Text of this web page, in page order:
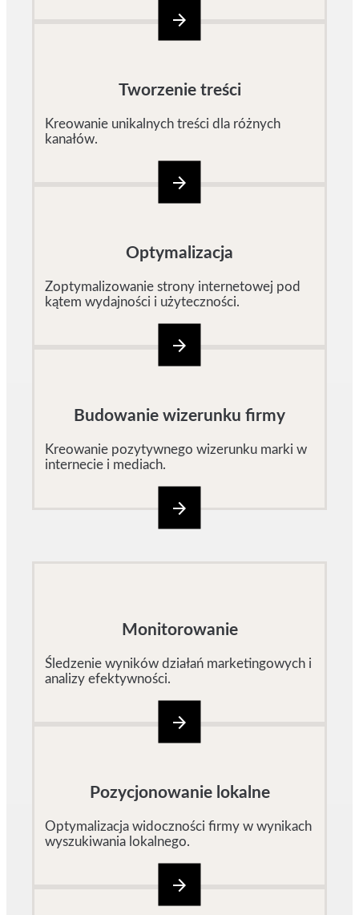
arrow_forward
Tworzenie treści
Kreowanie unikalnych treści dla różnych
kanałów.
arrow_forward
Optymalizacja
Zoptymalizowanie strony internetowej pod
kątem wydajności i użyteczności.
arrow_forward
Budowanie wizerunku firmy
Kreowanie pozytywnego wizerunku marki w
internecie i mediach.
arrow_forward
Monitorowanie
Śledzenie wyników działań marketingowych i
analizy efektywności.
arrow_forward
Pozycjonowanie lokalne
Optymalizacja widoczności firmy w wynikach
wyszukiwania lokalnego.
arrow_forward